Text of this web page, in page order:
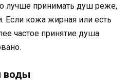
лучше принимать душ реже,
Если кожа жирная или есть
частое принятие душа
воды